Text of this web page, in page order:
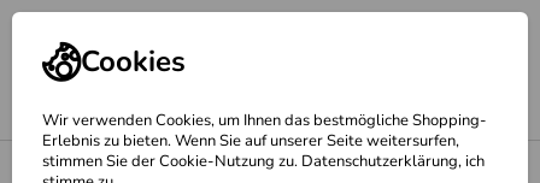
Cookies
Wir verwenden Cookies, um Ihnen das bestmögliche Shopping-
Erlebnis zu bieten. Wenn Sie auf unserer Seite weitersurfen,
stimmen Sie der Cookie-Nutzung zu. Datenschutzerklärung, ich
Zoo Hannover